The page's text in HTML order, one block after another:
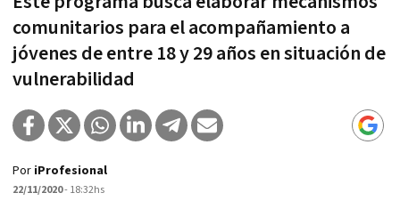
comunitarios para el acompañamiento a
jóvenes de entre 18 y 29 años en situación de
vulnerabilidad
Por iProfesional
22/11/2020- 18:32hs